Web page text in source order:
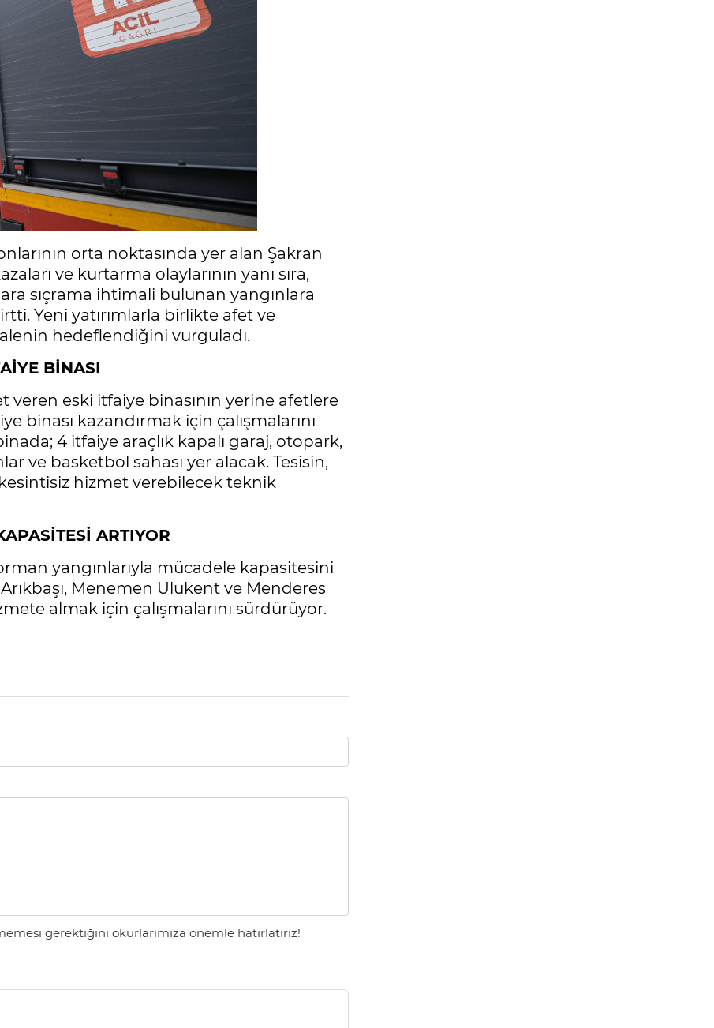
orta noktasında yer alan Şakran
ve kurtarma olaylarının yanı sıra,
sıçrama ihtimali bulunan yangınlara
Yeni yatırımlarla birlikte afet ve
hedeflendiğini vurguladı.
BİNASI
veren eski itfaiye binasının yerine afetlere
binası kazandırmak için çalışmalarını
4 itfaiye araçlık kapalı garaj, otopark,
ve basketbol sahası yer alacak. Tesisin,
hizmet verebilecek teknik
ARTIYOR
yangınlarıyla mücadele kapasitesini
Menemen Ulukent ve Menderes
almak için çalışmalarını sürdürüyor.
gerektiğini okurlarımıza önemle hatırlatırız!